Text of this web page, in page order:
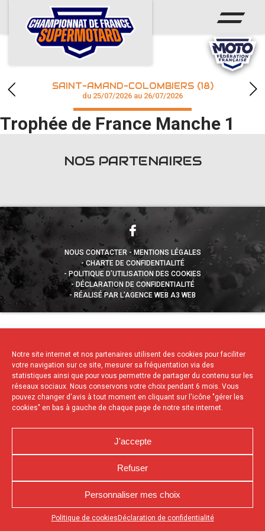
Notre site internet et nos partenaires utilisent des cookies pour faciliter
votre navigation sur ce site, mesurer sa fréquentation via des
statistiques ainsi que pour vous permettre de partager du contenu sur les
réseaux sociaux. Nous conservons votre choix pendant 6 mois. Vous
pouvez changer d'avis à tout moment en cliquant sur l'icône "gérer les
cookies" en bas à gauche de chaque page de notre site internet.
J'accepte
Refuser
Personnaliser mes choix
Politique de cookies Déclaration de confidentialité
Appuyez sur le bouton partager en bas de votre
ACCUEIL
ACTUS
CALENDRIER
CHAMPIONNAT
RÉSULTATS
SAINT-AMAND-COLOMBIERS (18)
du 25/07/2026 au 26/07/2026
Trophée de France Manche 1
NOS PARTENAIRES
NOUS CONTACTER
MENTIONS LÉGALES
CHARTE DE CONFIDENTIALITÉ
POLITIQUE D’UTILISATION DES COOKIES
DÉCLARATION DE CONFIDENTIALITÉ
RÉALISÉ PAR L’AGENCE WEB A3 WEB